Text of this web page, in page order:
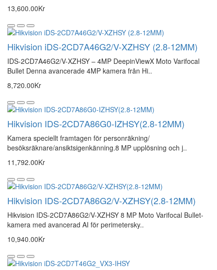
13,600.00Kr
Hikvision iDS-2CD7A46G2/V-XZHSY (2.8-12MM)
IDS-2CD7A46G2/V-XZHSY – 4MP DeepinViewX Moto Varifocal
Bullet Denna avancerade 4MP kamera från Hi..
8,720.00Kr
Hikvision IDS-2CD7A86G0-IZHSY(2.8-12MM)
Kamera speciellt framtagen för personräkning/
besöksräknare/ansiktsigenkänning.8 MP upplösning och j..
11,792.00Kr
Hikvision IDS-2CD7A86G2/V-XZHSY(2.8-12MM)
Hikvision IDS-2CD7A86G2/V-XZHSY 8 MP Moto Varifocal Bullet-
kamera med avancerad AI för perimetersky..
10,940.00Kr